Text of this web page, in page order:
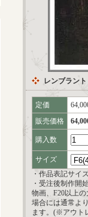
レンブラン
定価
販売価格
購入数
サイズ
・作品表記サイ
・受注後制作開
物画、F20以上
場合には通常よ
ます。(※アウト